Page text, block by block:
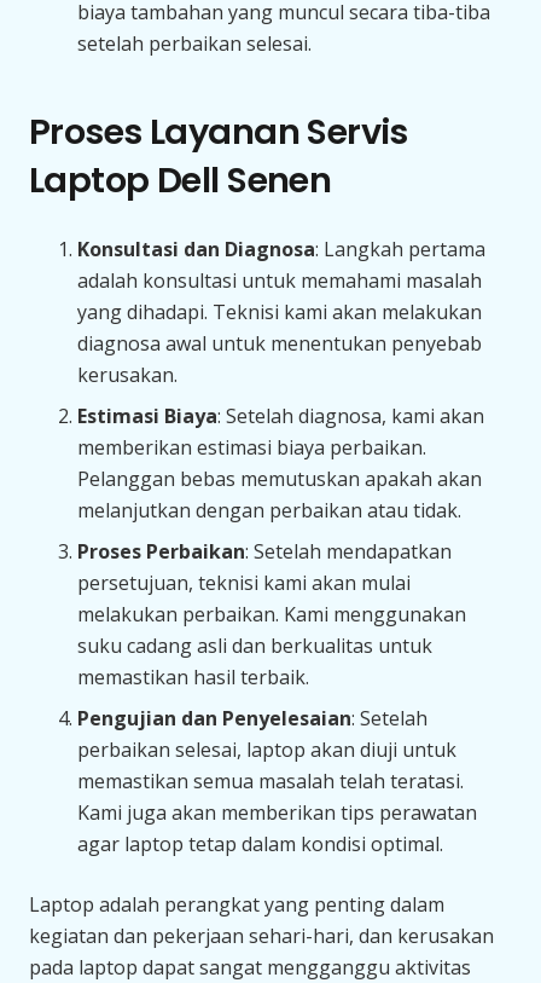
biaya tambahan yang muncul secara tiba-tiba
setelah perbaikan selesai.
Proses Layanan Servis
Laptop Dell Senen
Konsultasi dan Diagnosa: Langkah pertama
adalah konsultasi untuk memahami masalah
yang dihadapi. Teknisi kami akan melakukan
diagnosa awal untuk menentukan penyebab
kerusakan.
Estimasi Biaya: Setelah diagnosa, kami akan
memberikan estimasi biaya perbaikan.
Pelanggan bebas memutuskan apakah akan
melanjutkan dengan perbaikan atau tidak.
Proses Perbaikan: Setelah mendapatkan
persetujuan, teknisi kami akan mulai
melakukan perbaikan. Kami menggunakan
suku cadang asli dan berkualitas untuk
memastikan hasil terbaik.
Pengujian dan Penyelesaian: Setelah
perbaikan selesai, laptop akan diuji untuk
memastikan semua masalah telah teratasi.
Kami juga akan memberikan tips perawatan
agar laptop tetap dalam kondisi optimal.
Laptop adalah perangkat yang penting dalam
kegiatan dan pekerjaan sehari-hari, dan kerusakan
pada laptop dapat sangat mengganggu aktivitas